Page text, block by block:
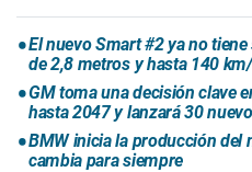
El nuevo Smart #2 ya no
de 2,8 metros y hasta 140
GM toma una decisión clave
hasta 2047 y lanzará 30
BMW inicia la producción del
cambia para siempre